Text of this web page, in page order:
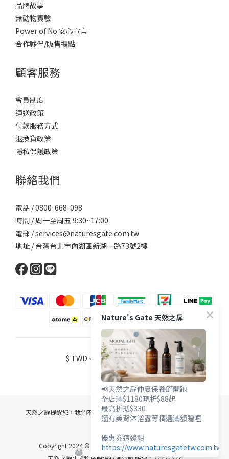
品牌故事
無動物實驗
Power of No 安心宣言
合作夥伴/販售據點
顧客服務
會員制度
運送政策
付款服務方式
退換貨政策
隱私保護政策
聯絡我們
電話 / 0800-668-098
時間 / 周一至周五 9:30~17:00
電郵 / services@naturesgate.com.tw
地址 / 台灣台北市內湖區新湖一路73號2樓
$ TWD 繁體中文
天然之扉提醒您，我們不會以電話或簡訊方式通知變更付款方式。
Copyright 2024 © 匯總實業有限公司 統編：30954622
Nature's Gate 天然之扉
📢天然之扉仲夏保養節開跑
全店滿$1180現折$88起
最高折抵$330
還有美背沐浴露等精選滿額贈喔
優惠券這邊領
https://www.naturesgatetw.com.tw/